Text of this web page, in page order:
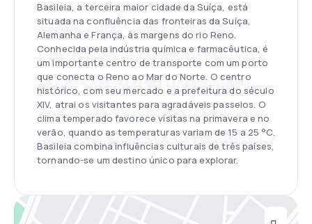
Basileia, a terceira maior cidade da Suíça, está
situada na confluência das fronteiras da Suíça,
Alemanha e França, às margens do rio Reno.
Conhecida pela indústria química e farmacêutica, é
um importante centro de transporte com um porto
que conecta o Reno ao Mar do Norte. O centro
histórico, com seu mercado e a prefeitura do século
XIV, atrai os visitantes para agradáveis passeios. O
clima temperado favorece visitas na primavera e no
verão, quando as temperaturas variam de 15 a 25 °C.
Basileia combina influências culturais de três países,
tornando-se um destino único para explorar.